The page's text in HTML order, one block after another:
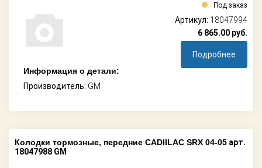
Информация о детали:
Производитель: GM
Под заказ
Артикул: 18047994
6 865.00 руб.
Подробнее
Колодки тормозные, передние CADIILAC SRX 04-05 арт.
18047988 GM